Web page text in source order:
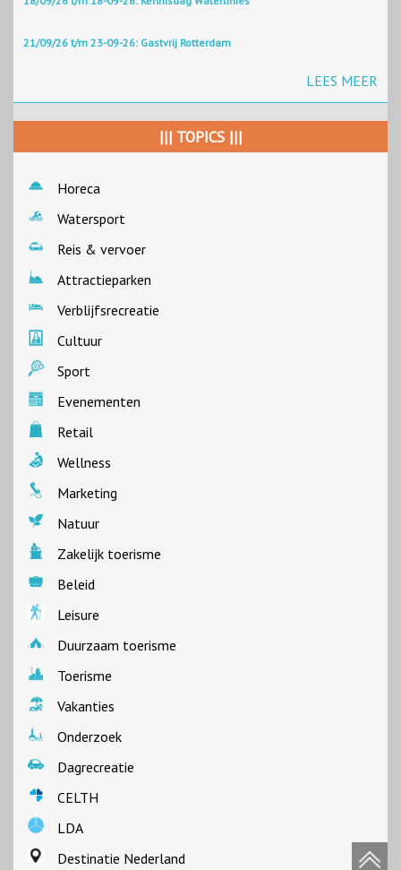
21/09/26 t/m 23-09-26: Gastvrij Rotterdam
LEES MEER
||| TOPICS |||
Horeca
Watersport
Reis & vervoer
Attractieparken
Verblijfsrecreatie
Cultuur
Sport
Evenementen
Retail
Wellness
Marketing
Natuur
Zakelijk toerisme
Beleid
Leisure
Duurzaam toerisme
Toerisme
Vakanties
Onderzoek
Dagrecreatie
CELTH
LDA
Destinatie Nederland